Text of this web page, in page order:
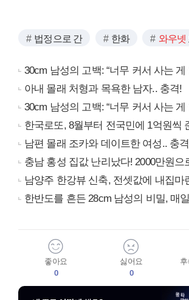
법정으로 간 한화 와우넷
30cm 남성의 고백: “너무 커서 사는 게
아내 몰래 처형과 목욕한 남자.. 충격!
30cm 남성의 고백: “너무 커서 사는 게
한국로또, 8월부터 전국민에 1억원씩
남편 몰래 조카와 데이트한 여성.. 충
충남 홍성 집값 난리났다! 2000만원으
남양주 한강뷰 신축, 전셋값에 내집마
한반도를 흔든 28cm 남성의 비밀, 매
좋아요
0
싫어요
0